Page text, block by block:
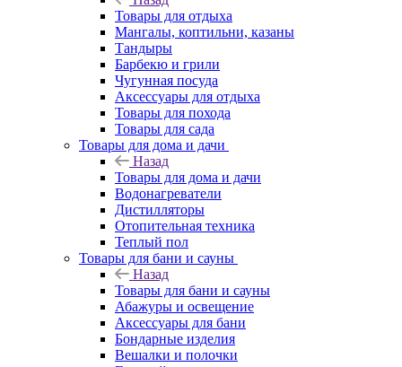
Товары для отдыха
Мангалы, коптильни, казаны
Тандыры
Барбекю и грили
Чугунная посуда
Аксессуары для отдыха
Товары для похода
Товары для сада
Товары для дома и дачи
Назад
Товары для дома и дачи
Водонагреватели
Дистилляторы
Отопительная техника
Теплый пол
Товары для бани и сауны
Назад
Товары для бани и сауны
Абажуры и освещение
Аксессуары для бани
Бондарные изделия
Вешалки и полочки